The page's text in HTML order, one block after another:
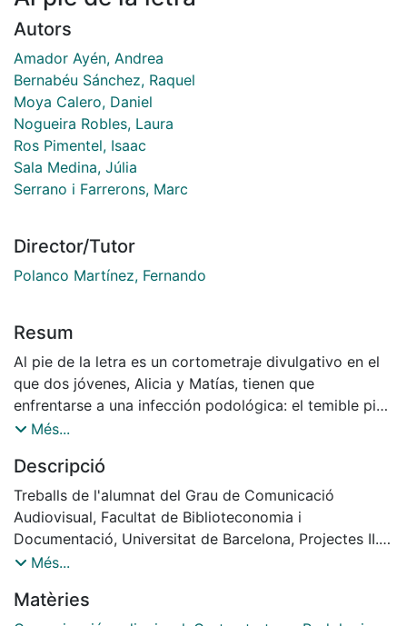
Autors
Amador Ayén, Andrea
Bernabéu Sánchez, Raquel
Moya Calero, Daniel
Nogueira Robles, Laura
Ros Pimentel, Isaac
Sala Medina, Júlia
Serrano i Farrerons, Marc
Director/Tutor
Polanco Martínez, Fernando
Resum
Al pie de la letra es un cortometraje divulgativo en el
que dos jóvenes, Alicia y Matías, tienen que
enfrentarse a una infección podológica: el temible pie
de atleta.
llevan a desenlaces muy dispares. Solo uno de los dos
sale vencedor y consigue abatir la molesta
enfermedad.
Més...
Descripció
Treballs de l'alumnat del Grau de Comunicació
Audiovisual, Facultat de Biblioteconomia i
Documentació, Universitat de Barcelona, Projectes II.
Curs: 2018-2019, Tutor: Vilaseca, Jaume i Polanco
Aj. Direcció: Isaac Ros Pimentel; Productor: Andrea
Més...
Matèries